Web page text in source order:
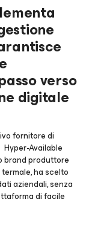
verso
digitale
fornitore di
Available
brand produttore
ha scelto
aziendali, senza
di facile